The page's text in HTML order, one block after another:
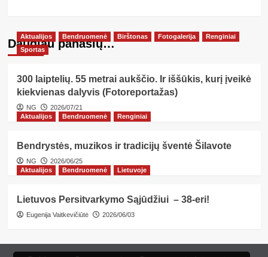
Daugiau panašių…
Aktualijos Bendruomenė Birštonas Fotogalerija
Renginiai
Sportas
300 laiptelių. 55 metrai aukščio. Ir iššūkis, kurį įveikė
kiekvienas dalyvis (Fotoreportažas)
NG
2026/07/21
Aktualijos
Bendruomenė Renginiai
Bendrystės, muzikos ir tradicijų šventė Šilavote
NG
2026/06/25
Aktualijos
Bendruomenė Lietuvoje
Lietuvos Persitvarkymo Sąjūdžiui – 38-eri!
Eugenija Vaitkevičiūtė 2026/06/03